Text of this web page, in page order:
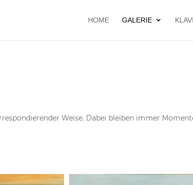
HOME GALERIE
Weise. Dabei bleiben immer